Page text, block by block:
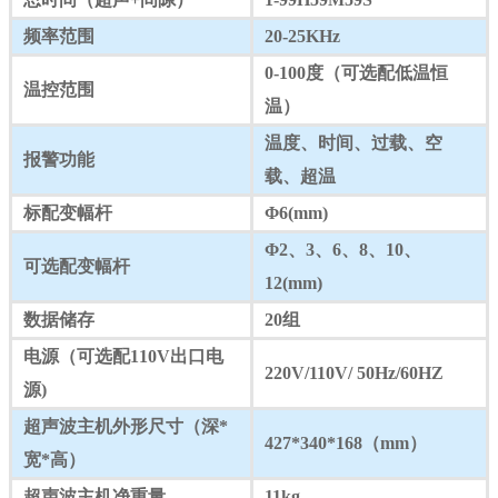
频率范围
20-25KHz
温控范围
0-100度（可选配低温恒
温）
报警功能
温度、时间、过载、空
载、超温
标配变幅杆
Φ6(mm)
可选配变幅杆
Φ2、3、6、8、10、
12(mm)
数据储存
20组
电源（可选配110V出口电
源)
220V/110V/ 50Hz/60HZ
超声波主机外形尺寸（深*
宽*高）
427*340*168（mm）